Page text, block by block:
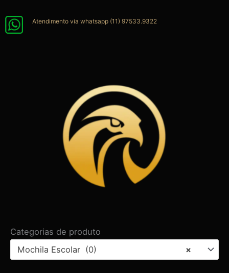
para
Atendimento via whatsapp (11) 97533.9322
Categorias de produto
×
Mochila Escolar (0)